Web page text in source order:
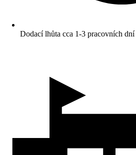
Dodací lhůta cca 1-3 pracovních dní